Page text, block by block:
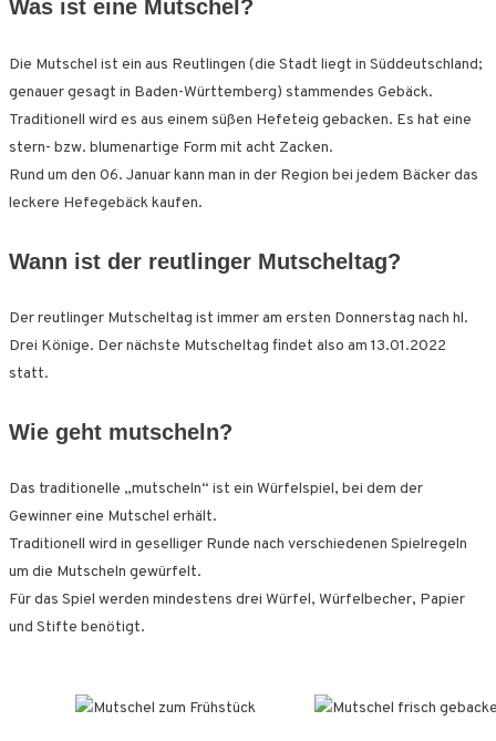
Was ist eine Mutschel?
Die Mutschel ist ein aus Reutlingen (die Stadt liegt in Süddeutschland;
genauer gesagt in Baden-Württemberg) stammendes Gebäck.
Traditionell wird es aus einem süßen Hefeteig gebacken. Es hat eine
stern- bzw. blumenartige Form mit acht Zacken.
Rund um den 06. Januar kann man in der Region bei jedem Bäcker das
leckere Hefegebäck kaufen.
Wann ist der reutlinger Mutscheltag?
Der reutlinger Mutscheltag ist immer am ersten Donnerstag nach hl.
Drei Könige. Der nächste Mutscheltag findet also am 13.01.2022
statt.
Wie geht mutscheln?
Das traditionelle „mutscheln“ ist ein Würfelspiel, bei dem der
Gewinner eine Mutschel erhält.
Traditionell wird in geselliger Runde nach verschiedenen Spielregeln
um die Mutscheln gewürfelt.
Für das Spiel werden mindestens drei Würfel, Würfelbecher, Papier
und Stifte benötigt.